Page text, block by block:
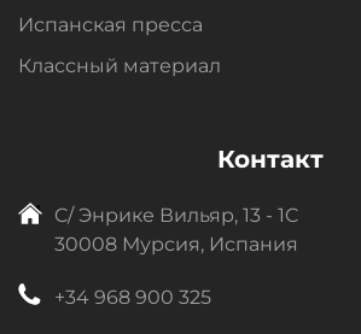
Испанская пресса
Классный материал
Контакт
C/ Энрике Вильяр, 13 - 1C
30008 Мурсия, Испания
+34 968 900 325